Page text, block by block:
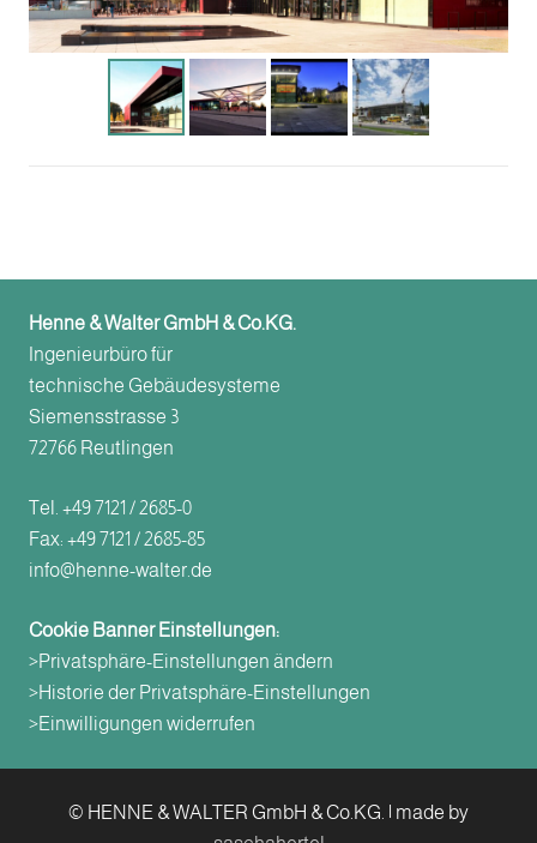
Henne & Walter GmbH & Co.KG.
Ingenieurbüro für
technische Gebäudesysteme
Siemensstrasse 3
72766 Reutlingen
Tel. +49 7121 / 2685-0
Fax: +49 7121 / 2685-85
info@henne-walter.de
Cookie Banner Einstellungen:
>Privatsphäre-Einstellungen ändern
>Historie der Privatsphäre-Einstellungen
>Einwilligungen widerrufen
© HENNE & WALTER GmbH & Co.KG. | made by